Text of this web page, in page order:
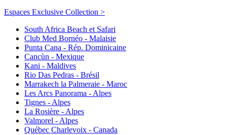
Espaces Exclusive Collection >
South Africa Beach et Safari
Club Med Bornéo - Malaisie
Punta Cana - Rép. Dominicaine
Cancùn - Mexique
Kani - Maldives
Rio Das Pedras - Brésil
Marrakech la Palmeraie - Maroc
Les Arcs Panorama - Alpes
Tignes - Alpes
La Rosière - Alpes
Valmorel - Alpes
Québec Charlevoix - Canada